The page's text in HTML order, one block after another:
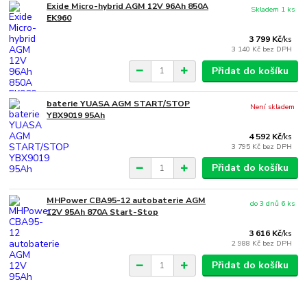
Exide Micro-hybrid AGM 12V 96Ah 850A
EK960
3 799 Kč/ks
3 140 Kč bez DPH
Skladem 1 ks
Přidat do košíku
baterie YUASA AGM START/STOP
YBX9019 95Ah
4 592 Kč/ks
3 795 Kč bez DPH
Není skladem
Přidat do košíku
MHPower CBA95-12 autobaterie AGM
12V 95Ah 870A Start-Stop
3 616 Kč/ks
2 988 Kč bez DPH
do 3 dnů 6 ks
Přidat do košíku